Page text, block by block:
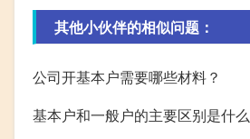
其他小伙伴的相似问题：
公司开基本户需要哪些材料？
基本户和一般户的主要区别是什